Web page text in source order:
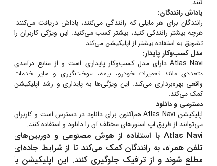
کنند.
پاداش رانندگان:
رانندگان برای هر مایلی که رانندگی می‌کنند، پاداش دریافت می‌کنند.
هرچه بیشتر رانندگی کنید، بیشتر کسب می‌کنید. این ویژگی کاربران را
تشویق به استفاده بیشتر از اپلیکیشن می‌کند.
مدل کسب‌وکار پایدار:
Atlas Navi دارای مدل کسب‌وکار پایداری است و از منابع درآمدی
متعددی مانند تعمیرات خودرو، بیمه، سوخت‌گیری و سایر خدمات
واقعی بهره‌برداری می‌کند. این ویژگی‌ها به پایداری و رشد اپلیکیشن
کمک می‌کند.
دسترسی و دانلود:
اپلیکیشن Atlas Navi هم‌اکنون برای دانلود در دسترس است و کاربران
می‌توانند از طریق اپ استورهای مختلف آن را دانلود و استفاده کنند.
Atlas Navi با استفاده از هوش مصنوعی و دوربین‌های
تلفن همراه، به رانندگان کمک می‌کند تا از شرایط جاده‌ای
مطلع شوند و از ترافیک جلوگیری کنند. این اپلیکیشن با